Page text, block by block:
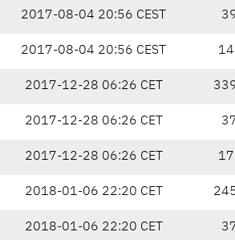
2017-08-04 20:56 CEST
2017-08-04 20:56 CEST
2017-12-28 06:26 CET
2017-12-28 06:26 CET
2017-12-28 06:26 CET
2018-01-06 22:20 CET
2018-01-06 22:20 CET